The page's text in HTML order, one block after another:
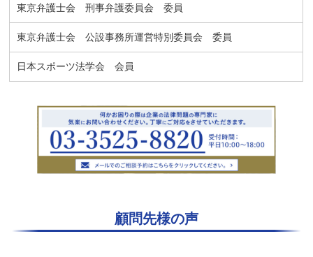
東京弁護士会 刑事弁護委員会 委員
東京弁護士会 公設事務所運営特別委員会 委員
日本スポーツ法学会 会員
顧問先様の声